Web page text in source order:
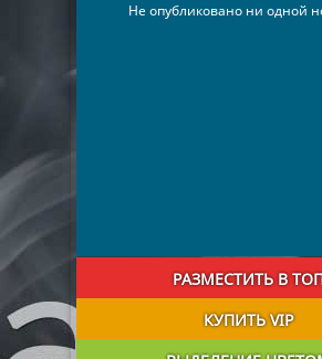
Не опубликовано ни одной
РАЗМЕСТИТЬ В
КУПИТЬ VIP